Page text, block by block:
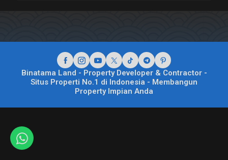
Binatama Land - Property Developer & Contractor -
Situs Properti No.1 di Indonesia - Membangun
Property Impian Anda